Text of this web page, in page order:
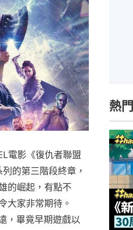
電影《復仇者聯盟
的第三階段終章，
的崛起，有點不
大家非常期待。
，畢竟早期遊戲以
熱